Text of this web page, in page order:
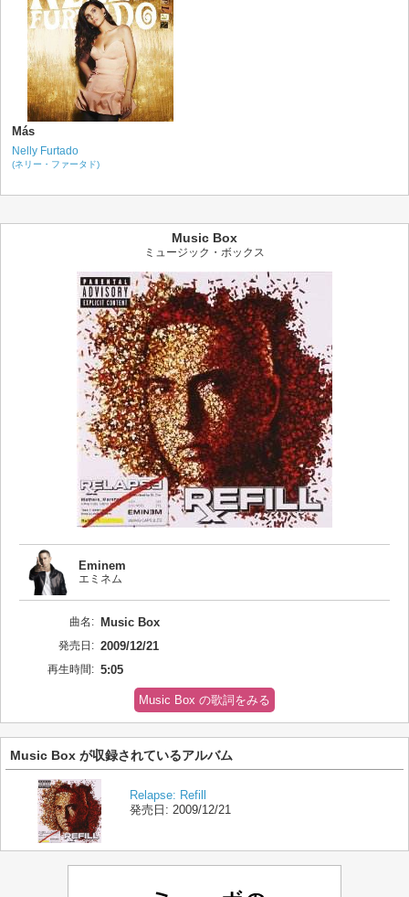
Más
Nelly Furtado
(ネリー・ファータド)
Music Box
ミュージック・ボックス
Eminem
エミネム
曲名: Music Box
発売日: 2009/12/21
再生時間: 5:05
Music Box の歌詞をみる
Music Box が収録されているアルバム
Relapse: Refill
発売日: 2009/12/21